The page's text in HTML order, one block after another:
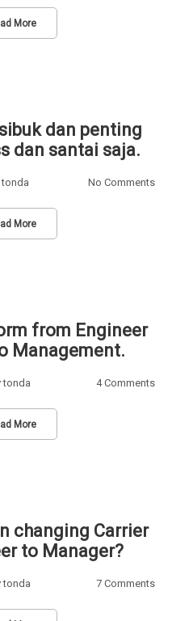
More
dan penting
dan santai saja.
tonda No Comments
More
from Engineer
Management.
tonda 4 Comments
More
changing Carrier
to Manager?
tonda 7 Comments